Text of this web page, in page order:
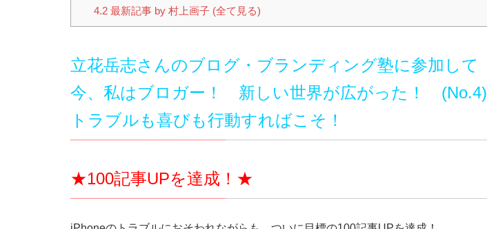
4.2最新記事 by 村上画子 (全て見る)
立花岳志さんのブログ・ブランディング塾に参加して
今、私はブロガー！ 新しい世界が広がった！ (No.4)
トラブルも喜びも行動すればこそ！
★100記事UPを達成！★